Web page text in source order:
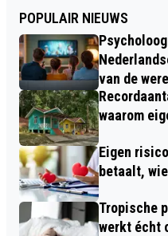
POPULAIR NIEUWS
van de
waarom
Eigen
betaalt,
Tropische
werkt écht